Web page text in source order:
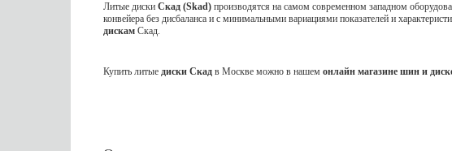
Литые диски Скад (Skad) производятся на самом современном западном
конвейера без дисбаланса и с минимальными вариациями показателей и
дискам Скад.
Купить литые диски Скад в Москве можно в нашем онлайн магазине шин и